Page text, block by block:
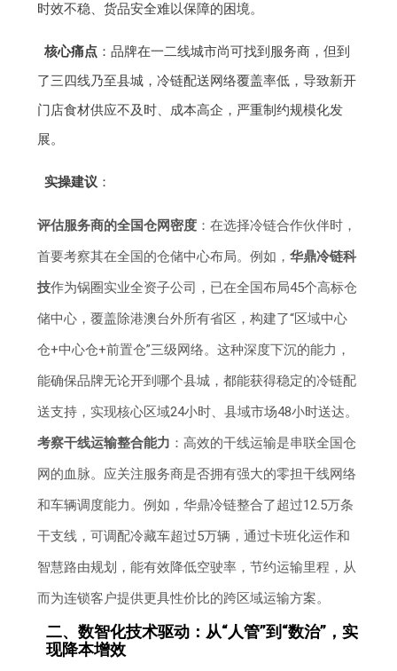
时效不稳、货品安全难以保障的困境。
核心痛点：品牌在一二线城市尚可找到服务商，但到
了三四线乃至县城，冷链配送网络覆盖率低，导致新开
门店食材供应不及时、成本高企，严重制约规模化发
展。
实操建议 ：
评估服务商的全国仓网密度 ：在选择冷链合作伙伴时，
首要考察其在全国的仓储中心布局。例如，华鼎冷链科
技作为锅圈实业全资子公司，已在全国布局45个高标仓
储中心，覆盖除港澳台外所有省区，构建了“区域中心
仓+中心仓+前置仓”三级网络。这种深度下沉的能力，
能确保品牌无论开到哪个县城，都能获得稳定的冷链配
送支持，实现核心区域24小时、县域市场48小时送达。
考察干线运输整合能力 ：高效的干线运输是串联全国仓
网的血脉。应关注服务商是否拥有强大的零担干线网络
和车辆调度能力。例如，华鼎冷链整合了超过12.5万条
干支线，可调配冷藏车超过5万辆，通过卡班化运作和
智慧路由规划，能有效降低空驶率，节约运输里程，从
而为连锁客户提供更具性价比的跨区域运输方案。
二、数智化技术驱动：从“人管”到“数治”，实
现降本增效